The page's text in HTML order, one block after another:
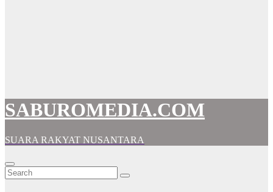
SABUROMEDIA.COM
SUARA RAKYAT NUSANTARA